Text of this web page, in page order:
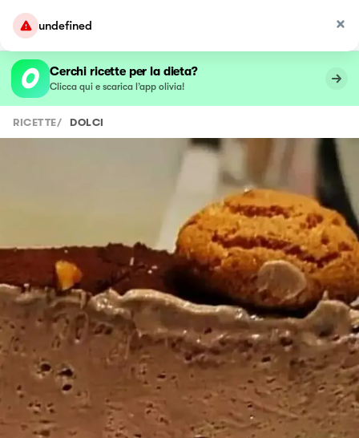
undefined
Cerchi ricette per la dieta?
Clicca qui e scarica l’app olivia!
RICETTE/ DOLCI